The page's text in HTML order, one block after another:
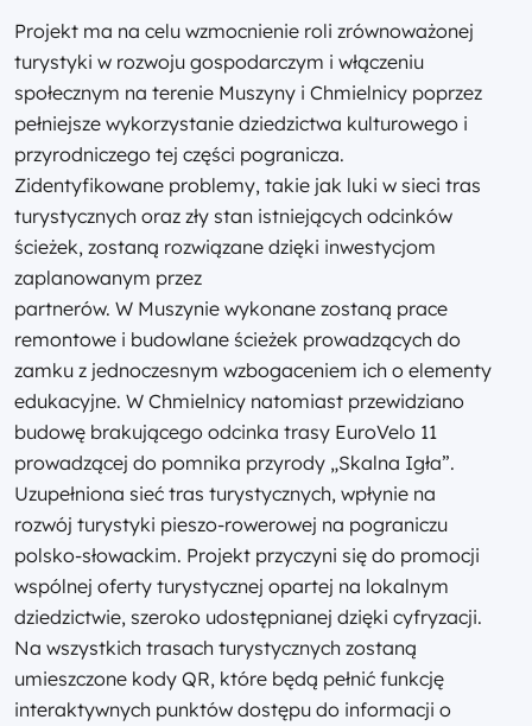
Projekt ma na celu wzmocnienie roli zrównoważonej
turystyki w rozwoju gospodarczym i włączeniu
społecznym na terenie Muszyny i Chmielnicy poprzez
pełniejsze wykorzystanie dziedzictwa kulturowego i
przyrodniczego tej części pogranicza.
Zidentyfikowane problemy, takie jak luki w sieci tras
turystycznych oraz zły stan istniejących odcinków
ścieżek, zostaną rozwiązane dzięki inwestycjom
zaplanowanym przez
partnerów. W Muszynie wykonane zostaną prace
remontowe i budowlane ścieżek prowadzących do
zamku z jednoczesnym wzbogaceniem ich o elementy
edukacyjne. W Chmielnicy natomiast przewidziano
budowę brakującego odcinka trasy EuroVelo 11
prowadzącej do pomnika przyrody „Skalna Igła”.
Uzupełniona sieć tras turystycznych, wpłynie na
rozwój turystyki pieszo-rowerowej na pograniczu
polsko-słowackim. Projekt przyczyni się do promocji
wspólnej oferty turystycznej opartej na lokalnym
dziedzictwie, szeroko udostępnianej dzięki cyfryzacji.
Na wszystkich trasach turystycznych zostaną
umieszczone kody QR, które będą pełnić funkcję
interaktywnych punktów dostępu do informacji o